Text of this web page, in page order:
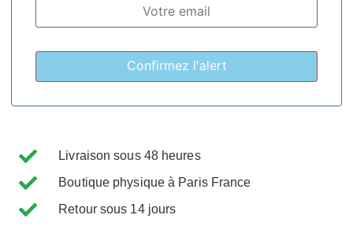
Livraison sous 48 heures
Boutique physique à Paris France
Retour sous 14 jours